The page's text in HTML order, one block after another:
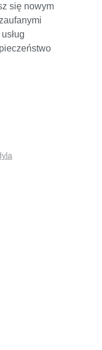
się nowym